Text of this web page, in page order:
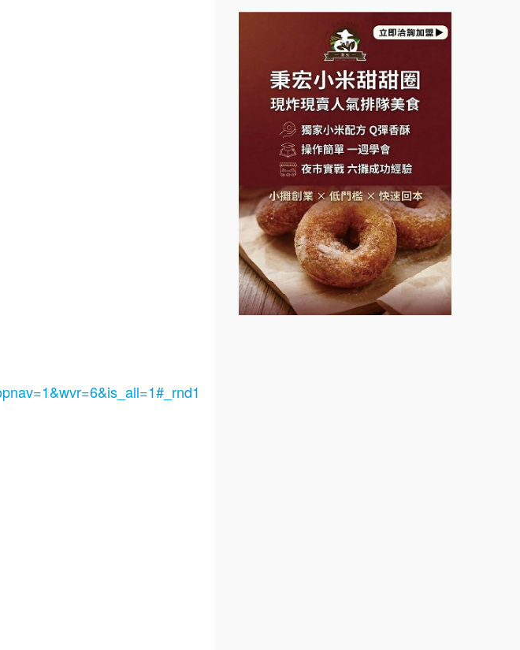
鮮茶道加盟說明會
【曉妍美妝】誠徵行政櫃檯
自助洗衣店誠徵代洗收送人員
(台中市)
MUSHEN徵SPA美容芳療師
日十。早午食加盟說明會
拾鑶火鍋加盟說明會
Mr.Wish加盟說明會
白鬍泡泡 BOHO POPO加盟說
明會
雞咕雞咕加盟說明會
TEA TOP加盟說明會
珍好味臭臭鍋加盟說明會
藍象廷泰式火鍋加盟說明會
日十。早午食加盟說明會
上宇林加盟說明會